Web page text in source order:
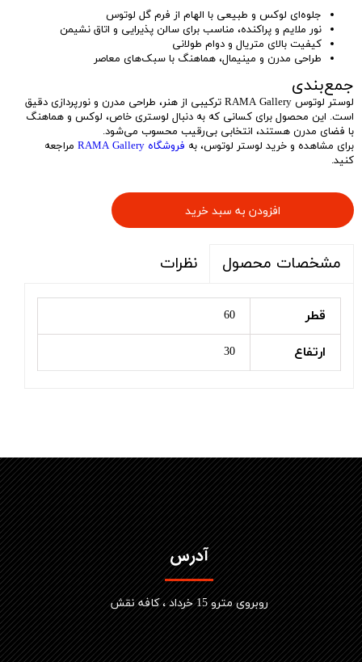
جلوه‌ای لوکس و طبیعی با الهام از فرم گل لوتوس
نور ملایم و پراکنده، مناسب برای سالن پذیرایی و اتاق نشیمن
کیفیت بالای متریال و دوام طولانی
طراحی مدرن و مینیمال، هماهنگ با سبک‌های معاصر
جمع‌بندی
لوستر لوتوس RAMA Gallery ترکیبی از هنر، طراحی مدرن و نورپردازی دقیق
است. این محصول برای کسانی که به دنبال لوستری خاص، لوکس و هماهنگ
با فضای مدرن هستند، انتخابی بی‌رقیب محسوب می‌شود.
برای مشاهده و خرید لوستر لوتوس، به فروشگاه RAMA Gallery
مراجعه
کنید.
افزودن به سبد خرید
مشخصات محصول نظرات
قطر 60
ارتفاع 30
آدرس
​روبروی مترو 15 خرداد ، کافه نقش